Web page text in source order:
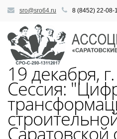
sro@sro64.ru 8 (8452) 22-08-
19 декабря,
Сессия:
Саратовской